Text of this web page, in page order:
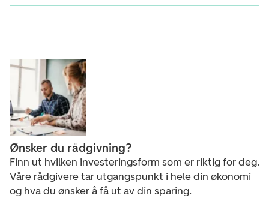
Ønsker du rådgivning?
Finn ut hvilken investeringsform som er riktig for deg.
Våre rådgivere tar utgangspunkt i hele din økonomi
og hva du ønsker å få ut av din sparing.